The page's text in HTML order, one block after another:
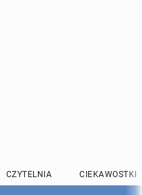
CZYTELNIA CIEKAWOSTKI